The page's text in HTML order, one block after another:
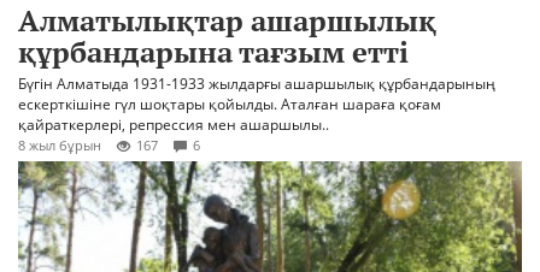
Алматылықтар ашаршылық
құрбандарына тағзым етті
Бүгін Алматыда 1931-1933 жылдарғы ашаршылық құрбандарының
ескерткішіне гүл шоқтары қойылды. Аталған шараға қоғам
қайраткерлері, репрессия мен ашаршылы..
8 жыл бұрын 167 6